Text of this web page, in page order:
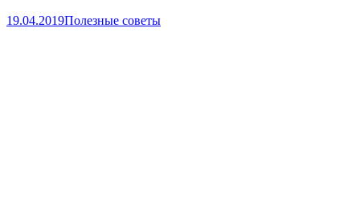
19.04.2019Полезные советы